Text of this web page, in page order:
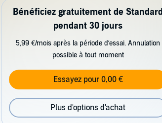
Bénéficiez gratuitement de Standard
pendant 30 jours
5,99 €/mois après la période d’essai. Annulation
possible à tout moment
Essayez pour 0,00 €
Plus d'options d'achat